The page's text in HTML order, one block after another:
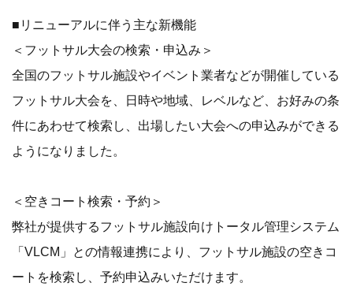
■リニューアルに伴う主な新機能
＜フットサル大会の検索・申込み＞
全国のフットサル施設やイベント業者などが開催している
フットサル大会を、日時や地域、レベルなど、お好みの条
件にあわせて検索し、出場したい大会への申込みができる
ようになりました。
＜空きコート検索・予約＞
弊社が提供するフットサル施設向けトータル管理システム
「VLCM」との情報連携により、フットサル施設の空きコ
ートを検索し、予約申込みいただけます。